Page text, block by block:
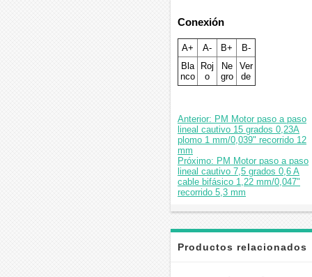
Conexión
A+ A- B+
B-
Bla
nco
Roj
o
Ne
gro
Ver
de
Anterior: PM Motor paso a paso
lineal cautivo 15 grados 0,23A
plomo 1 mm/0,039" recorrido 12
mm
Próximo: PM Motor paso a paso
lineal cautivo 7,5 grados 0,6 A
cable bifásico 1,22 mm/0,047"
recorrido 5,3 mm
Productos relacionados